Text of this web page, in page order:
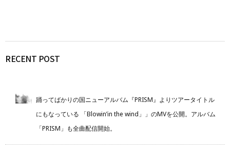
RECENT POST
踊ってばかりの国ニューアルバム『PRISM』よりツアータイトル
にもなっている 「Blowin’in the wind」」のMVを公開。アルバム
「PRISM」も全曲配信開始。